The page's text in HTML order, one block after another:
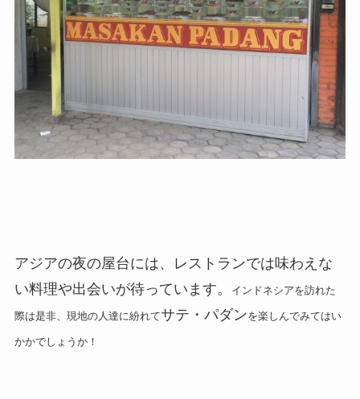
アジアの夜の屋台には、レストランでは味わえな
い料理や出会いが待っています。
インドネシアを訪れた
際は是非、現地の人達に紛れてサテ・パダンを楽しんでみてはい
かかでしょうか！